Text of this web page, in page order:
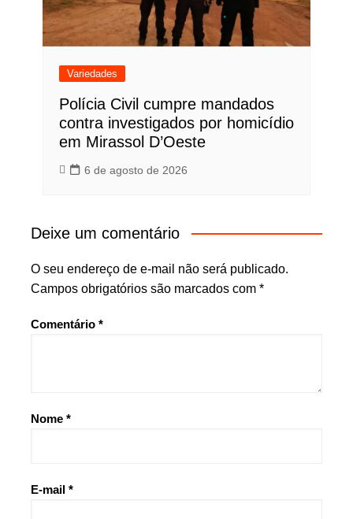
Variedades
Polícia Civil cumpre mandados
contra investigados por homicídio
em Mirassol D’Oeste
6 de agosto de 2026
Deixe um comentário
O seu endereço de e-mail não será publicado.
Campos obrigatórios são marcados com *
Comentário *
Nome *
E-mail *